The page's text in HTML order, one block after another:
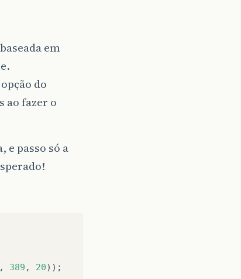
em
do
ao fazer o
e passo só a
, 389 , 20));